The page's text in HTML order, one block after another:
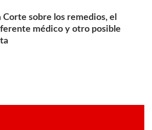
Corte sobre los remedios, el
médico y otro posible